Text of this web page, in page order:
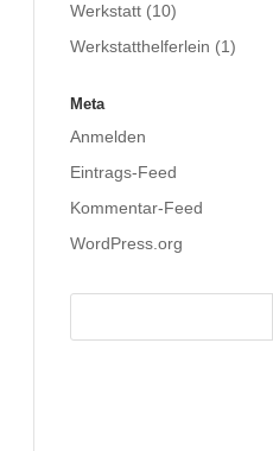
Werkstatt (10)
Werkstatthelferlein (1)
Meta
Anmelden
Eintrags-Feed
Kommentar-Feed
WordPress.org